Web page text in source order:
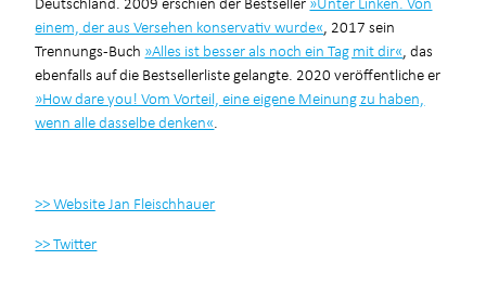
einem, der aus Versehen konservativ wurde«, 2017 sein
Trennungs-Buch »Alles ist besser als noch ein Tag mit dir«, das
ebenfalls auf die Bestsellerliste gelangte. 2020 veröffentliche er
»How dare you! Vom Vorteil, eine eigene Meinung zu haben,
wenn alle dasselbe denken«.
>> Website Jan Fleischhauer
>> Twitter